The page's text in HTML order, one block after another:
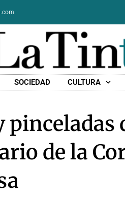
SOCIEDAD CULTURA
de la